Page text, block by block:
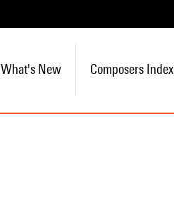
What's New Composers Index